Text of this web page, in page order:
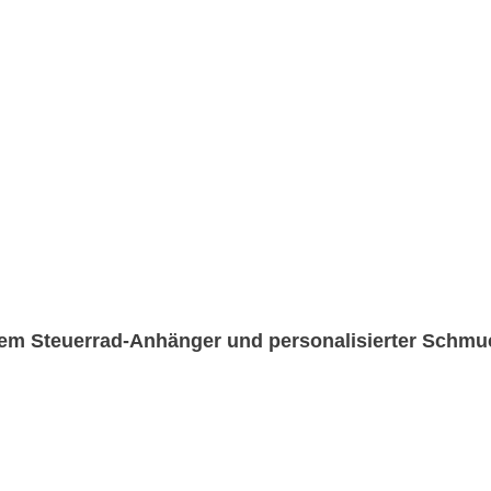
Steuerrad-Anhänger und personalisierter